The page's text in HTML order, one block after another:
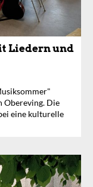
Liedern und
Obereving. Die
eine kulturelle